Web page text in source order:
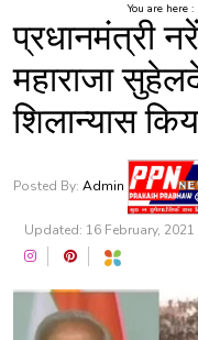
You are here :
प्रधानमंत्री
महाराजा
शिलान्यास
Posted By: Admin
Updated: 16 February, 2021